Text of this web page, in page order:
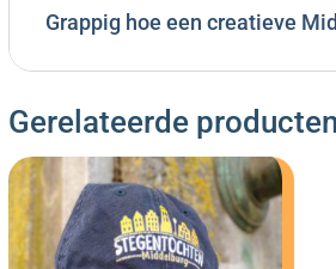
Grappig hoe een creatieve
Gerelateerde producten